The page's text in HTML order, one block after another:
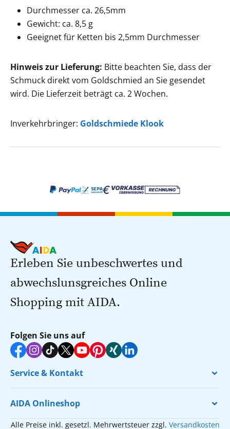
Durchmesser ca. 26,5mm
Gewicht: ca. 8,5 g
Geeignet für Ketten bis 2,5mm Durchmesser
Hinweis zur Lieferung: Bitte beachten Sie, dass der
Schmuck direkt vom Goldschmied an Sie gesendet
wird. Die Lieferzeit beträgt ca. 2 Wochen.
Inverkehrbringer: Goldschmiede Klook
Erleben Sie unbeschwertes und
abwechslunsgreiches Online
Shopping mit AIDA.
Folgen Sie uns auf
Service & Kontakt
AIDA Onlineshop
Alle Preise inkl. gesetzl. Mehrwertsteuer zzgl. Versandkosten